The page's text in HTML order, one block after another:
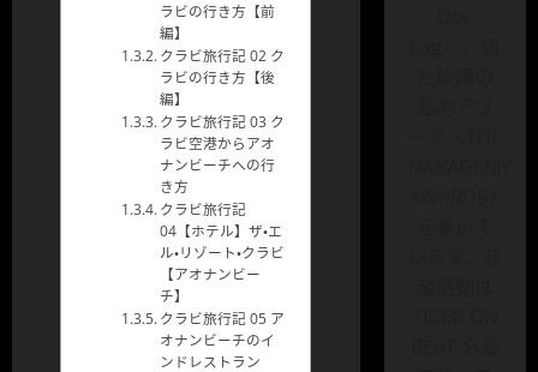
ラビの行き方【前
編】
クラビ旅行記 02 ク
ラビの行き方【後
編】
クラビ旅行記 03 ク
ラビ空港からアオ
ナンビーチへの行
き方
クラビ旅行記
04【ホテル】ザ・エ
ル・リゾート・クラビ
【アオナンビー
チ】
クラビ旅行記 05 ア
オナンビーチのイ
ンドレストラン